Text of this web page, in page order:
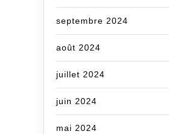
septembre 2024
août 2024
juillet 2024
juin 2024
mai 2024